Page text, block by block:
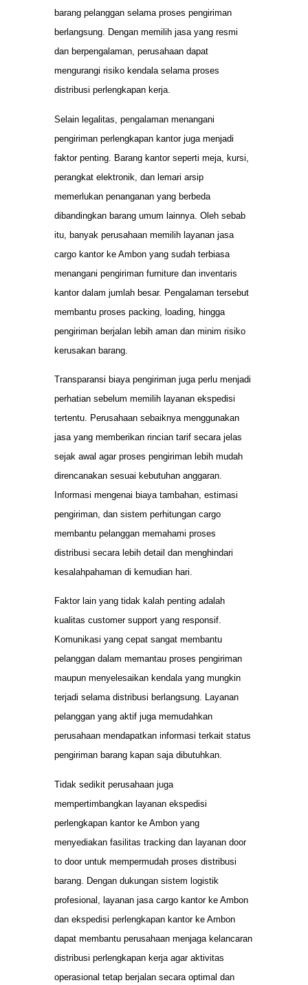
barang pelanggan selama proses pengiriman
berlangsung. Dengan memilih jasa yang resmi
dan berpengalaman, perusahaan dapat
mengurangi risiko kendala selama proses
distribusi perlengkapan kerja.
Selain legalitas, pengalaman menangani
pengiriman perlengkapan kantor juga menjadi
faktor penting. Barang kantor seperti meja, kursi,
perangkat elektronik, dan lemari arsip
memerlukan penanganan yang berbeda
dibandingkan barang umum lainnya. Oleh sebab
itu, banyak perusahaan memilih layanan jasa
cargo kantor ke Ambon yang sudah terbiasa
menangani pengiriman furniture dan inventaris
kantor dalam jumlah besar. Pengalaman tersebut
membantu proses packing, loading, hingga
pengiriman berjalan lebih aman dan minim risiko
kerusakan barang.
Transparansi biaya pengiriman juga perlu menjadi
perhatian sebelum memilih layanan ekspedisi
tertentu. Perusahaan sebaiknya menggunakan
jasa yang memberikan rincian tarif secara jelas
sejak awal agar proses pengiriman lebih mudah
direncanakan sesuai kebutuhan anggaran.
Informasi mengenai biaya tambahan, estimasi
pengiriman, dan sistem perhitungan cargo
membantu pelanggan memahami proses
distribusi secara lebih detail dan menghindari
kesalahpahaman di kemudian hari.
Faktor lain yang tidak kalah penting adalah
kualitas customer support yang responsif.
Komunikasi yang cepat sangat membantu
pelanggan dalam memantau proses pengiriman
maupun menyelesaikan kendala yang mungkin
terjadi selama distribusi berlangsung. Layanan
pelanggan yang aktif juga memudahkan
perusahaan mendapatkan informasi terkait status
pengiriman barang kapan saja dibutuhkan.
Tidak sedikit perusahaan juga
mempertimbangkan layanan ekspedisi
perlengkapan kantor ke Ambon yang
menyediakan fasilitas tracking dan layanan door
to door untuk mempermudah proses distribusi
barang. Dengan dukungan sistem logistik
profesional, layanan jasa cargo kantor ke Ambon
dan ekspedisi perlengkapan kantor ke Ambon
dapat membantu perusahaan menjaga kelancaran
distribusi perlengkapan kerja agar aktivitas
operasional tetap berjalan secara optimal dan